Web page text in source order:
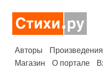
Авторы Произведения
Магазин
О портале